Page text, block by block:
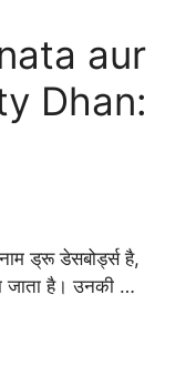
aur
Dhan:
ड्रू डेसबोर्ड्स है,
जाता है। उनकी …